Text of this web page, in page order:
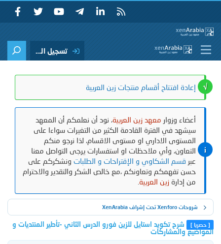
تسجيل الدخول
إعادة افتتاح أقسام منتجات زين العربية
أعضاء وزوار معهد زين العربية، نود أن نعلمكم أن المعهد
سيشهد في الفترة القادمة الكثير من التغيرات سواءا على
المستوى الاداري او مستوى الاقسام، لذا نرجو منكم
التعاون، وأي ملاحظات او استفسارات يرجى التواصل معنا
عبر قسم الشكاوي و الإقتراحات و الطلبات ونشكركم على
حسن تفهمكم وتعاونكم ،مع خالص الشكر والتقدير والاحترام
من إدارةزين العربية
شروحات Xenforo تحت إشراف XenArabia
[ حصريا ]
شرح تكويد استايل للزين فورو الدرس الثاني -تأطير المنتديات و
المواضيع والمشاركات